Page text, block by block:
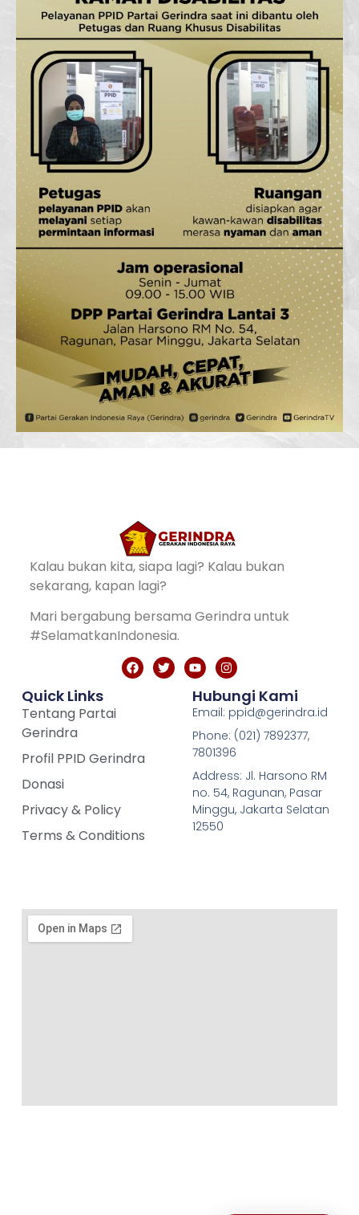
Kalau bukan kita, siapa lagi? Kalau bukan
sekarang, kapan lagi?
Mari bergabung bersama Gerindra untuk
#SelamatkanIndonesia.
Quick Links
Tentang Partai
Gerindra
Profil PPID Gerindra
Donasi
Privacy & Policy
Terms & Conditions
Hubungi Kami
Email: ppid@gerindra.id
Phone: (021) 7892377,
7801396
Address: Jl. Harsono RM
no. 54, Ragunan, Pasar
Minggu, Jakarta Selatan
12550